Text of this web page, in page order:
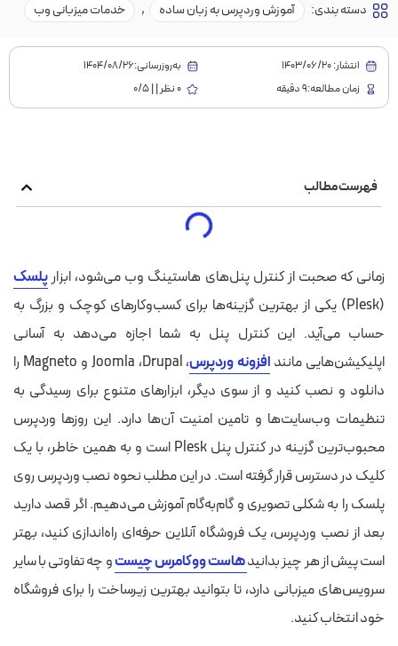
دسته بندی:
آموزش وردپرس به زبان ساده , خدمات میزبانی وب
انتشار:1403/06/20
به‌روز‌رسانی:۱۴۰۴/۰۸/۲۶
زمان مطالعه:9 دقیقه
0 نظر | | 0/5
فهرست مطالب
زمانی که صحبت از کنترل پنل‌های هاستینگ وب می‌شود، ابزارپلسک
(Plesk) یکی از بهترین گزینه‌ها برای کسب‌وکارهای کوچک و بزرگ به
حساب می‌آید. این کنترل پنل به شما اجازه می‌دهد به آسانی
اپلیکیشن‌هایی مانند افزونه وردپرس
، Joomla ،Drupal و Magneto را
دانلود و نصب کنید و از سوی دیگر، ابزارهای متنوع برای رسیدگی به
تنظیمات وب‌سایت‌ها و تامین امنیت آن‌ها دارد. این روزها وردپرس
محبوب‌ترین گزینه در کنترل پنل Plesk است و به همین خاطر، با یک
کلیک در دسترس قرار گرفته است. در این مطلب نحوه نصب وردپرس روی
پلسک را به شکلی تصویری و گام‌به‌گام آموزش می‌دهیم. اگر قصد دارید
بعد از نصب وردپرس، یک فروشگاه آنلاین حرفه‌ای راه‌اندازی کنید، بهتر
است پیش از هر چیز بدانیدهاست ووکامرس چیستو چه تفاوتی با سایر
سرویس‌های میزبانی دارد، تا بتوانید بهترین زیرساخت را برای فروشگاه
خود انتخاب کنید.